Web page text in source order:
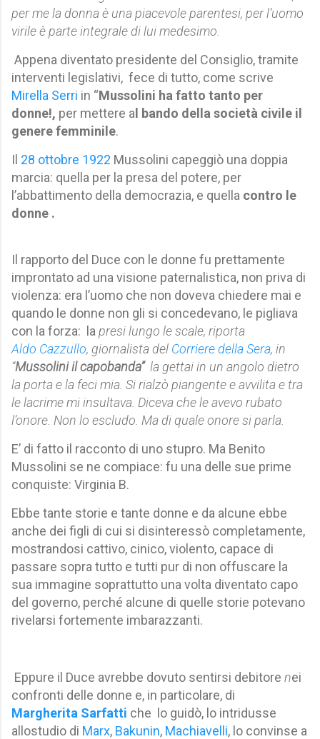
per me la donna è una piacevole parentesi, per l’uomo
virile è parte integrale di lui medesimo.
Appena diventato presidente del Consiglio, tramite
interventi legislativi, fece di tutto, come scrive
Mirella Serri in “Mussolini ha fatto tanto per
donne!, per mettere a l bando della società civile il
genere femminile.
Il 28 ottobre 1922 Mussolini capeggiò una doppia
marcia: quella per la presa del potere, per
l’abbattimento della democrazia, e quella contro le
donne .
Il rapporto del Duce con le donne fu prettamente
improntato ad una visione paternalistica, non priva di
violenza: era l’uomo che non doveva chiedere mai e
quando le donne non gli si concedevano, le pigliava
con la forza: la presi lungo le scale, riporta
Aldo Cazzullo, giornalista del Corriere della Sera, in
“Mussolini il capobanda”la gettai in un angolo dietro
la porta e la feci mia. Si rialzò piangente e avvilita e tra
le lacrime mi insultava. Diceva che le avevo rubato
l’onore. Non lo escludo. Ma di quale onore si parla.
E’ di fatto il racconto di uno stupro. Ma Benito
Mussolini se ne compiace: fu una delle sue prime
conquiste: Virginia B.
Ebbe tante storie e tante donne e da alcune ebbe
anche dei figli di cui si disinteressò completamente,
mostrandosi cattivo, cinico, violento, capace di
passare sopra tutto e tutti pur di non offuscare la
sua immagine soprattutto una volta diventato capo
del governo, perché alcune di quelle storie potevano
rivelarsi fortemente imbarazzanti.
Eppure il Duce avrebbe dovuto sentirsi debitore nei
confronti delle donne e, in particolare, di
Margherita Sarfatti che lo guidò, lo intridusse
allostudio di Marx, Bakunin, Machiavelli, lo convinse a